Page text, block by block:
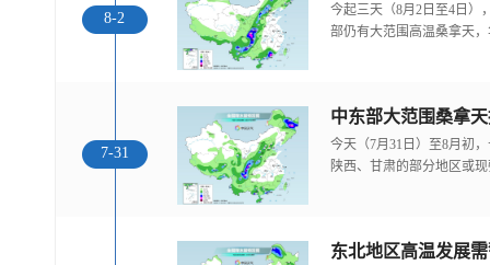
8-2
今起三天（8月2日至4日）
部仍有大范围高温桑拿天
7-31
中东部大范围桑拿
今天（7月31日）至8月初
陕西、甘肃的部分地区或
东北地区高温发展